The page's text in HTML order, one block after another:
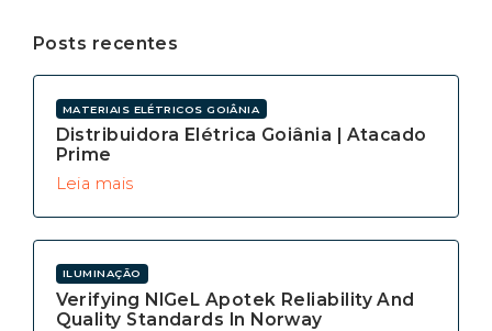
Posts recentes
MATERIAIS ELÉTRICOS GOIÂNIA
Distribuidora Elétrica Goiânia | Atacado
Prime
Leia mais
ILUMINAÇÃO
Verifying NIGeL Apotek Reliability And
Quality Standards In Norway